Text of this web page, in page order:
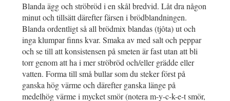
Blanda ägg och ströbröd i en skål bredvid. Låt dra någon
minut och tillsätt därefter färsen i brödblandningen.
Blanda ordentligt så all brödmix blandas (tjôta) ut och
inga klumpar finns kvar. Smaka av med salt och peppar
och se till att konsistensen på smeten är fast utan att bli
torr genom att ha i mer ströbröd och/eller grädde eller
vatten. Forma till små bullar som du steker först på
ganska hög värme och därefter ganska länge på
medelhög värme i mycket smör (notera m-y-c-k-e-t smör,